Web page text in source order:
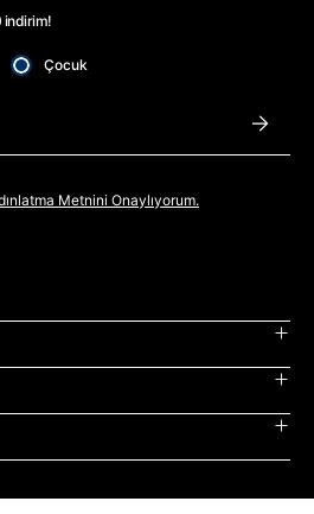
indirim!
Çocuk
Abone
Metnini Onaylıyorum.